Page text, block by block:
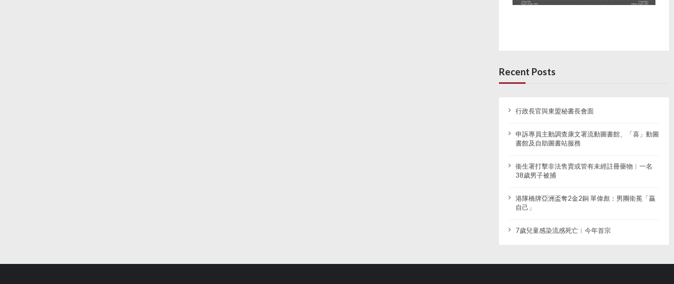
Recent Posts
行政長官與東盟秘書長會面
申訴專員主動調查康文署流動圖書館、「喜」動圖
書館及自助圖書站服務
衞生署打擊非法售賣或管有未經註冊藥物︱一名
38歲男子被捕
港隊橋牌亞洲盃奪2金2銅 單偉彪：男團衛冕「贏
自己」
7歲兒童感染流感死亡︱今年首宗